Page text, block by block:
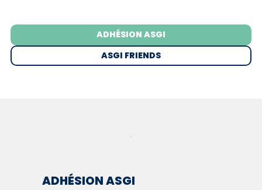
ADHÉSION ASGI
ASGI FRIENDS
ADHÉSION ASGI